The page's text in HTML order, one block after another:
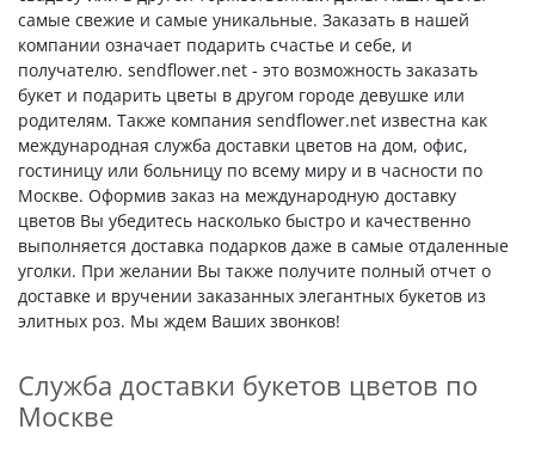
самые свежие и самые уникальные. Заказать в нашей
компании означает подарить счастье и себе, и
получателю. sendflower.net - это возможность заказать
букет и подарить цветы в другом городе девушке или
родителям. Также компания sendflower.net известна как
международная служба доставки цветов на дом, офис,
гостиницу или больницу по всему миру и в часности по
Москве. Оформив заказ на международную доставку
цветов Вы убедитесь насколько быстро и качественно
выполняется доставка подарков даже в самые отдаленные
уголки. При желании Вы также получите полный отчет о
доставке и вручении заказанных элегантных букетов из
элитных роз. Мы ждем Ваших звонков!
Служба доставки букетов цветов по
Москве